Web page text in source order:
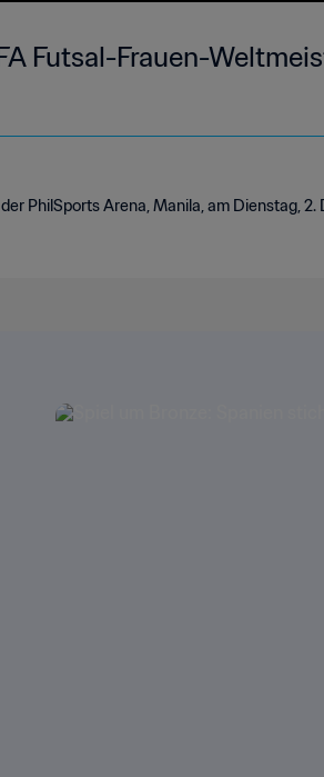
Futsal-Frauen-
PhilSports Arena, Manila, am Dienstag,